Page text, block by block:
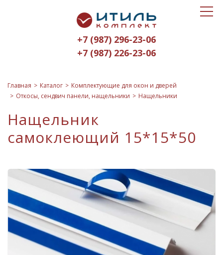
Итиль-
Комплект
logo
+7 (987) 296-23-06
+7 (987) 226-23-06
Toggle
Главная Каталог
Комплектующие для окон и дверей
Откосы, сендвич панели, нащельники
Нащельники
Нащельник
самоклеющий 15*15*50